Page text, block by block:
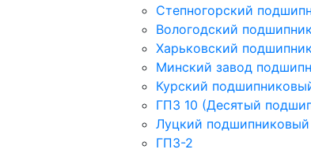
Степногорский
Вологодский
Харьковский
Минский завод
Курский
ГПЗ 10 (Десятый
Луцкий подшипниковый
ГПЗ-2